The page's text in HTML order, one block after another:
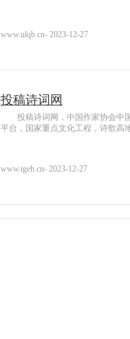
www.ulqb.cn- 2023-12-27
投稿诗词网
投稿诗词网，中国作家协会中
平台，国家重点文化工程，诗歌高
www.tgeh.cn- 2023-12-27